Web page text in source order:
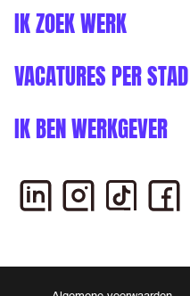
IK ZOEK WERK
VACATURES PER STAD
IK BEN WERKGEVER